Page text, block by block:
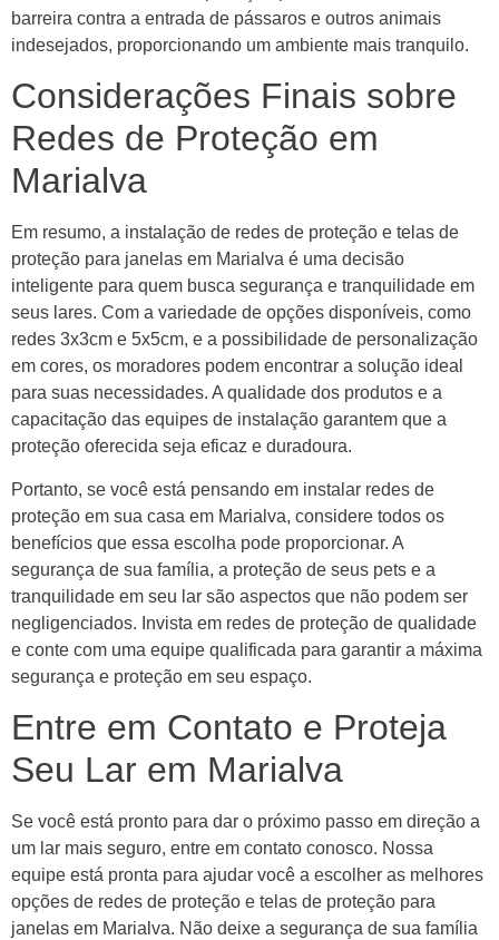
barreira contra a entrada de pássaros e outros animais
indesejados, proporcionando um ambiente mais tranquilo.
Considerações Finais sobre
Redes de Proteção em
Marialva
Em resumo, a instalação de redes de proteção e telas de
proteção para janelas em Marialva é uma decisão
inteligente para quem busca segurança e tranquilidade em
seus lares. Com a variedade de opções disponíveis, como
redes 3x3cm e 5x5cm, e a possibilidade de personalização
em cores, os moradores podem encontrar a solução ideal
para suas necessidades. A qualidade dos produtos e a
capacitação das equipes de instalação garantem que a
proteção oferecida seja eficaz e duradoura.
Portanto, se você está pensando em instalar redes de
proteção em sua casa em Marialva, considere todos os
benefícios que essa escolha pode proporcionar. A
segurança de sua família, a proteção de seus pets e a
tranquilidade em seu lar são aspectos que não podem ser
negligenciados. Invista em redes de proteção de qualidade
e conte com uma equipe qualificada para garantir a máxima
segurança e proteção em seu espaço.
Entre em Contato e Proteja
Seu Lar em Marialva
Se você está pronto para dar o próximo passo em direção a
um lar mais seguro, entre em contato conosco. Nossa
equipe está pronta para ajudar você a escolher as melhores
opções de redes de proteção e telas de proteção para
janelas em Marialva. Não deixe a segurança de sua família